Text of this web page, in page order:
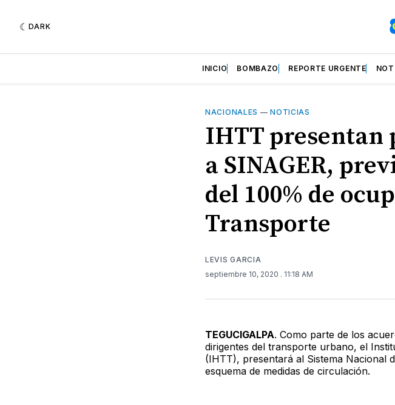
DARK
INICIO BOMBAZO REPORTE URGENTE
NACIONALES —NOTICIAS
IHTT presentan
a SINAGER,
del 100% de
Transporte
LEVIS GARCIA
septiembre 10, 2020 . 11:18 AM
TEGUCIGALPA. Como parte de los
dirigentes del transporte urbano, el
(IHTT), presentará al Sistema Nacional
esquema de medidas de circulación.